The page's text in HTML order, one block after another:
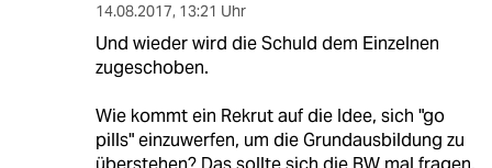
14.08.2017, 13:21 Uhr
Und wieder wird die Schuld dem Einzelnen
zugeschoben.
Wie kommt ein Rekrut auf die Idee, sich "go
pills" einzuwerfen, um die Grundausbildung zu